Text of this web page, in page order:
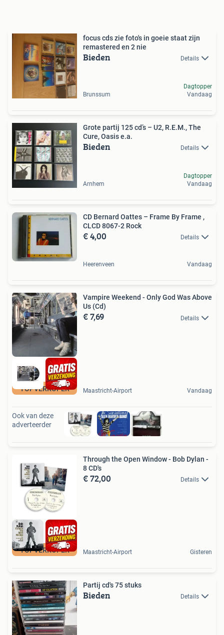
focus cds zie foto's in goeie staat zijn
remastered en 2 nie
Bieden Details
Brunssum
Dagtopper
Vandaag
Grote partij 125 cd’s – U2, R.E.M., The
Cure, Oasis e.a.
Bieden Details
Arnhem
Dagtopper
Vandaag
CD Bernard Oattes – Frame By Frame ,
CLCD 8067-2 Rock
€ 4,00 Details
Heerenveen Vandaag
TOPVERKOPER
Vampire Weekend - Only God Was Above
Us (Cd)
€ 7,69 Details
Maastricht-Airport Vandaag
Ook van deze
adverteerder
TOPVERKOPER
Through the Open Window - Bob Dylan -
8 CD's
€ 72,00 Details
Maastricht-Airport Gisteren
Partij cd's 75 stuks
Bieden Details